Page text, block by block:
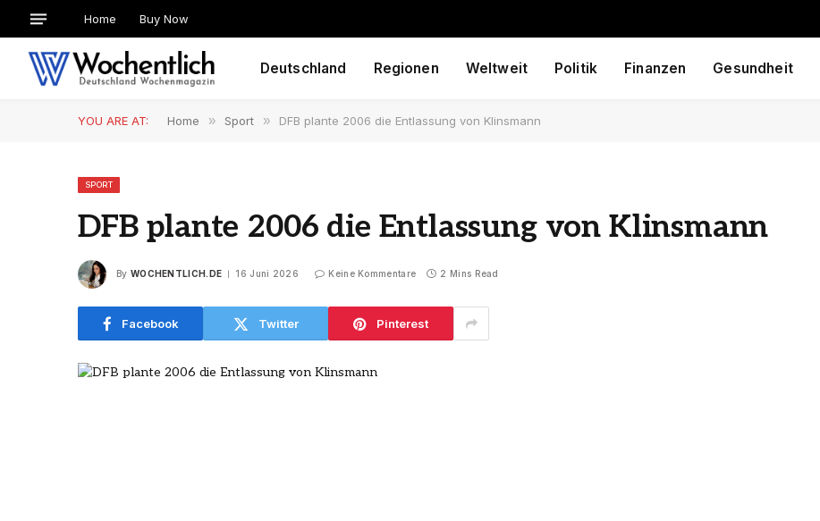
Home Buy Now
Deutschland Regionen Weltweit Politik Finanzen Gesundheit
YOU ARE AT: Home » Sport » DFB plante 2006 die Entlassung von Klinsmann
SPORT
DFB plante 2006 die Entlassung von Klinsmann
By WOCHENTLICH.DE 16 Juni 2026 Keine Kommentare 2 Mins Read
Facebook Twitter Pinterest